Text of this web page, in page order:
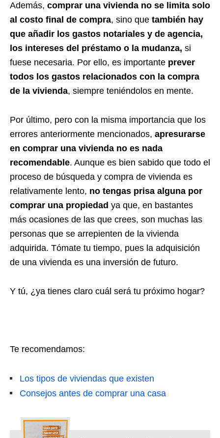
Además, comprar una vivienda no se limita solo
al costo final de compra, sino que también hay
que añadir los gastos notariales y de agencia,
los intereses del préstamo o la mudanza, si
fuese necesaria. Por ello, es importante prever
todos los gastos relacionados con la compra
de la vivienda, siempre teniéndolos en mente.
Por último, pero con la misma importancia que los
errores anteriormente mencionados, apresurarse
en comprar una vivienda no es nada
recomendable. Aunque es bien sabido que todo el
proceso de búsqueda y compra de vivienda es
relativamente lento, no tengas prisa alguna por
comprar una propiedad ya que, en bastantes
más ocasiones de las que crees, son muchas las
personas que se arrepienten de la vivienda
adquirida. Tómate tu tiempo, pues la adquisición
de una vivienda es una inversión de futuro.
Y tú, ¿ya tienes claro cuál será tu próximo hogar?
Te recomendamos:
Los tipos de viviendas que existen
Consejos antes de comprar una casa